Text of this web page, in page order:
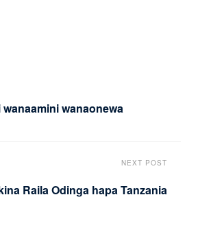
wanaonewa
NEXT POST
Raila Odinga hapa Tanzania